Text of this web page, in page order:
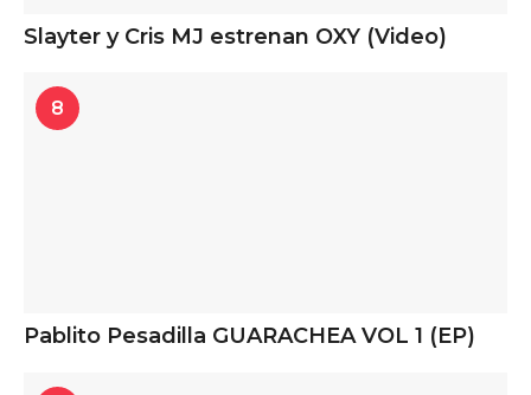
Slayter y Cris MJ estrenan OXY (Video)
8
Pablito Pesadilla GUARACHEA VOL 1 (EP)